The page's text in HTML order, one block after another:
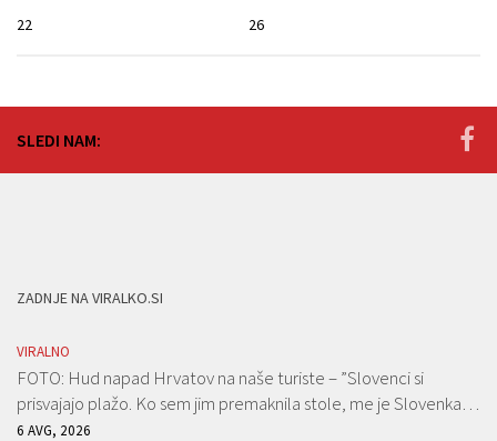
22 26
SLEDI NAM:
ZADNJE NA VIRALKO.SI
VIRALNO
FOTO: Hud napad Hrvatov na naše turiste – ”Slovenci si
prisvajajo plažo. Ko sem jim premaknila stole, me je Slovenka…
6 AVG, 2026